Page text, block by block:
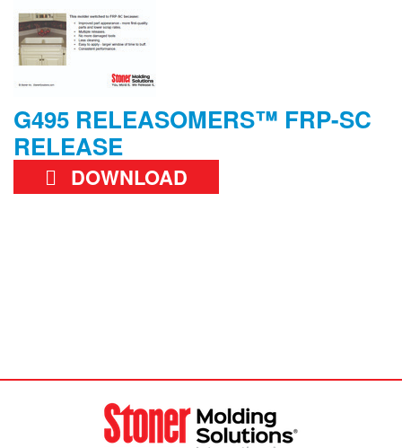
G495 RELEASOMERS™ FRP-SC
RELEASE
DOWNLOAD